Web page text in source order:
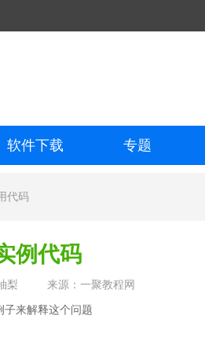
软件下载 专题
代码
例代码
梨
来源：一聚教程网
子来解释这个问题